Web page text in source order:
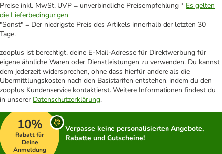
Preise inkl. MwSt. UVP = unverbindliche Preisempfehlung * Es gelten
die Lieferbedingungen
"Sonst" = Der niedrigste Preis des Artikels innerhalb der letzten 30
Tage.
zooplus ist berechtigt, deine E-Mail-Adresse für Direktwerbung für
eigene ähnliche Waren oder Dienstleistungen zu verwenden. Du kannst
dem jederzeit widersprechen, ohne dass hierfür andere als die
Übermittlungskosten nach den Basistarifen entstehen, indem du den
zooplus Kundenservice kontaktierst. Weitere Informationen findest du
in unserer Datenschutzerklärung.
10%
Rabatt für
Deine
Anmeldung
Verpasse keine personalisierten Angebote,
Rabatte und Gutscheine!